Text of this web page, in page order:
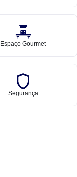
Espaço Gourmet
Segurança